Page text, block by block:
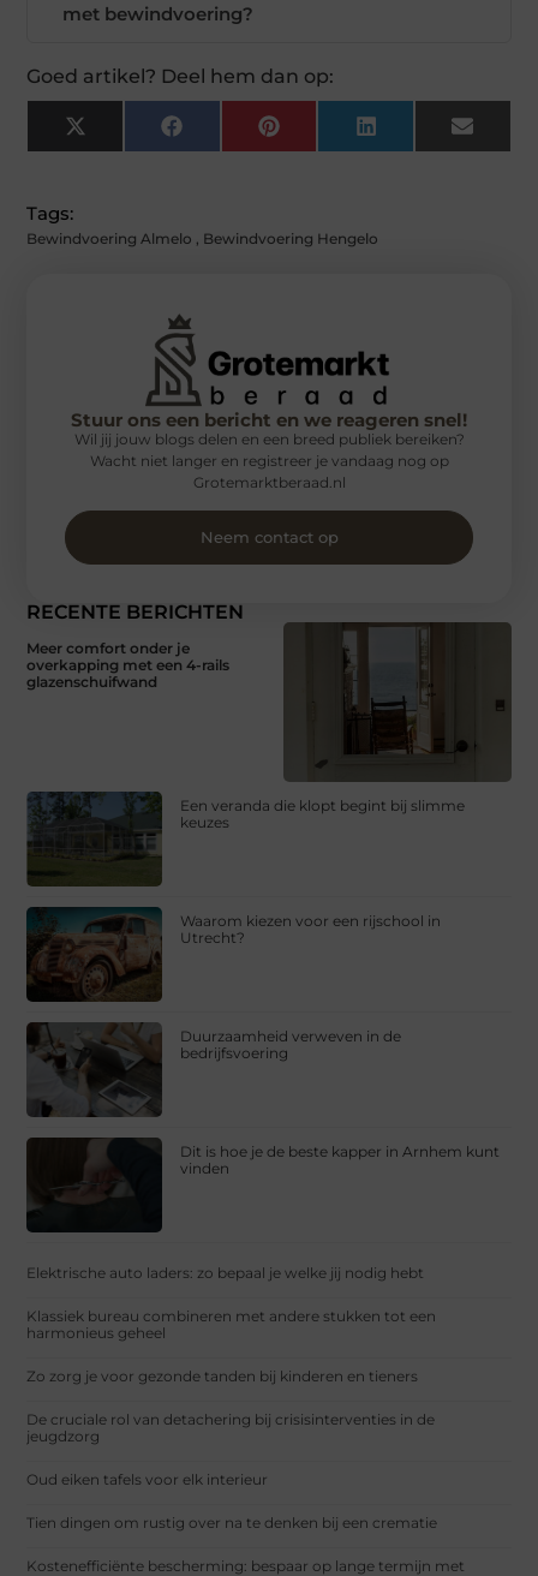
met bewindvoering?
Goed artikel? Deel hem dan op:
X
(Twitter)
FacebookPinterest LinkedIn Email
Tags:
Bewindvoering Almelo , Bewindvoering Hengelo
RECENTE BERICHTEN
Meer comfort onder je
overkapping met een 4-rails
glazenschuifwand
Een veranda die klopt begint bij slimme
keuzes
Waarom kiezen voor een rijschool in
Utrecht?
Duurzaamheid verweven in de
bedrijfsvoering
Dit is hoe je de beste kapper in Arnhem kunt
vinden
Elektrische auto laders: zo bepaal je welke jij nodig hebt
Klassiek bureau combineren met andere stukken tot een
harmonieus geheel
Zo zorg je voor gezonde tanden bij kinderen en tieners
De cruciale rol van detachering bij crisisinterventies in de
jeugdzorg
Oud eiken tafels voor elk interieur
Tien dingen om rustig over na te denken bij een crematie
Kostenefficiënte bescherming: bespaar op lange termijn met
Stuur ons een bericht en we reageren snel!
Wil jij jouw blogs delen en een breed publiek bereiken?
Wacht niet langer en registreer je vandaag nog op
Grotemarktberaad.nl
Neem contact op